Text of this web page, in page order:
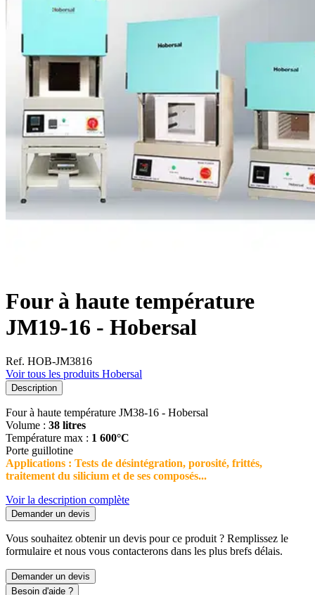
Four à haute température
JM19-16 - Hobersal
Ref. HOB-JM3816
Voir tous les produits Hobersal
Description
Four à haute température JM38-16 - Hobersal
Volume : 38 litres
Température max : 1 600°C
Porte guillotine
Applications : Tests de désintégration, porosité, frittés,
traitement du silicium et de ses composés...
Voir la description complète
Demander un devis
Vous souhaitez obtenir un devis pour ce produit ? Remplissez le
formulaire et nous vous contacterons dans les plus brefs délais.
Demander un devis
Besoin d'aide ?